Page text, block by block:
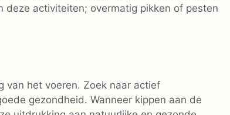
deze activiteiten; overmatig pikken of pesten
van het voeren. Zoek naar actief
gezondheid. Wanneer kippen aan de